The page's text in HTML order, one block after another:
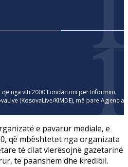
nga viti 2000 Fondacioni për Informim,
(KosovaLive/KIMDE), më parë Agjencia
e pavarur mediale, e
që mbështetet nga organizata
të cilat vlerësojnë gazetarinë
të paanshëm dhe kredibil.